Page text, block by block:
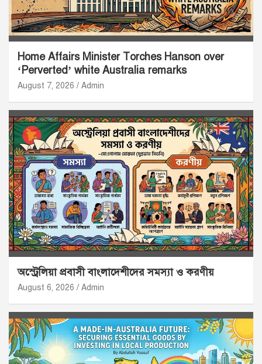
Home Affairs Minister Torches Hanson over
‘Perverted’ white Australia remarks
August 7, 2026 Admin
অস্ট্রেলিয়া প্রবাসী বাংলাদেশীদের সমস্যা ও করণীয়
August 6, 2026 Admin